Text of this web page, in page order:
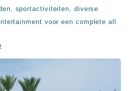
sportactiviteiten, diverse
voor een complete all